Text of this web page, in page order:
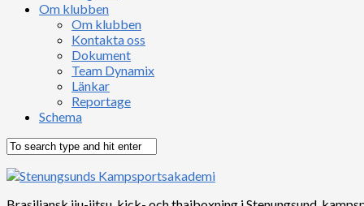
Om klubben
Om klubben
Kontakta oss
Dokument
Team Dynamix
Länkar
Reportage
Schema